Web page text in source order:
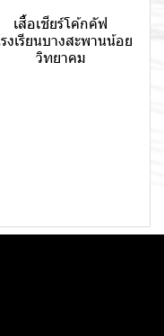
เสื้อเชียร์โค้กคัฟ
งเรียนบางสะพานน้อย
วิทยาคม